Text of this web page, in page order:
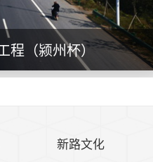
程（颍州杯）
新路文化